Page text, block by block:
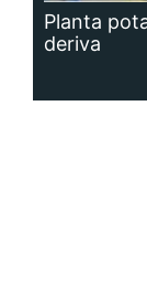
Planta
deriva